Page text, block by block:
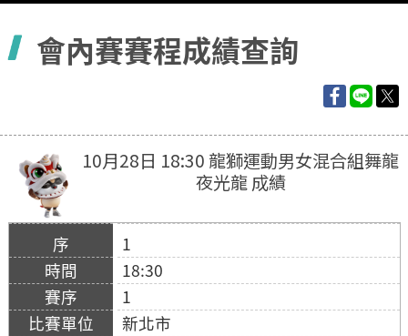
會內賽賽程成績查詢
10月28日 18:30 龍獅運動男女混合組舞龍
夜光龍 成績
1
18:30
1
新北市